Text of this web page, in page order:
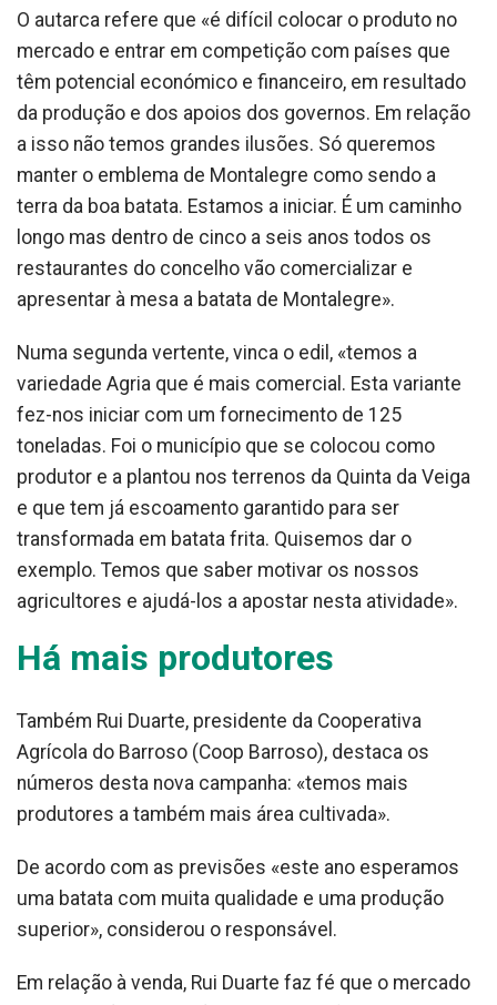
O autarca refere que «é difícil colocar o produto no
mercado e entrar em competição com países que
têm potencial económico e financeiro, em resultado
da produção e dos apoios dos governos. Em relação
a isso não temos grandes ilusões. Só queremos
manter o emblema de Montalegre como sendo a
terra da boa batata. Estamos a iniciar. É um caminho
longo mas dentro de cinco a seis anos todos os
restaurantes do concelho vão comercializar e
apresentar à mesa a batata de Montalegre».
Numa segunda vertente, vinca o edil, «temos a
variedade Agria que é mais comercial. Esta variante
fez-nos iniciar com um fornecimento de 125
toneladas. Foi o município que se colocou como
produtor e a plantou nos terrenos da Quinta da Veiga
e que tem já escoamento garantido para ser
transformada em batata frita. Quisemos dar o
exemplo. Temos que saber motivar os nossos
agricultores e ajudá-los a apostar nesta atividade».
Há mais produtores
Também Rui Duarte, presidente da Cooperativa
Agrícola do Barroso (Coop Barroso), destaca os
números desta nova campanha: «temos mais
produtores a também mais área cultivada».
De acordo com as previsões «este ano esperamos
uma batata com muita qualidade e uma produção
superior», considerou o responsável.
Em relação à venda, Rui Duarte faz fé que o mercado